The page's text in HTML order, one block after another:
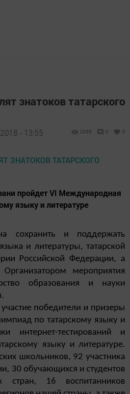
знатоков татарского
- 13:55 2039 0 0
пройдет VI Международная
языку и литературе
сохранить и поддержать
и литературы, татарской
Российской Федерации, а
мероприятия
образования и науки
победители и призеры
по татарскому языку и
интернет-тестирований и
языку и литературе.
школьников, 92 участника
30 обучающихся и студентов
16 воспитанников